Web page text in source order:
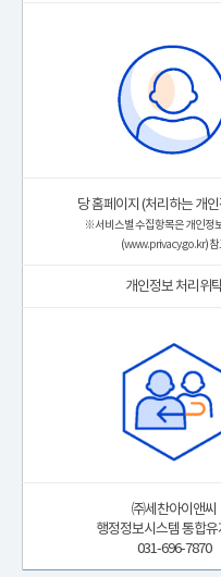
당 홈페이지 (처리하는 개
※ 서비스별 수집항목은 개인정
(www.privacy.go.kr) 참
개인정보 처리위
㈜세찬아이앤씨
행정정보시스템 통합유
031-696-7870